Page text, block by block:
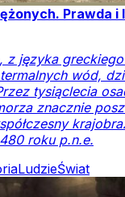
Prawda i
z języka greckiego
termalnych wód,
tysiąclecia
znacznie
roku p.n.e.
LudzieŚwiat